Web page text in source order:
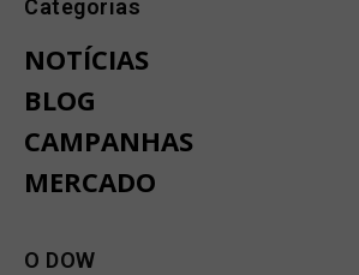
Categorias
NOTÍCIAS
BLOG
CAMPANHAS
MERCADO
O DOW